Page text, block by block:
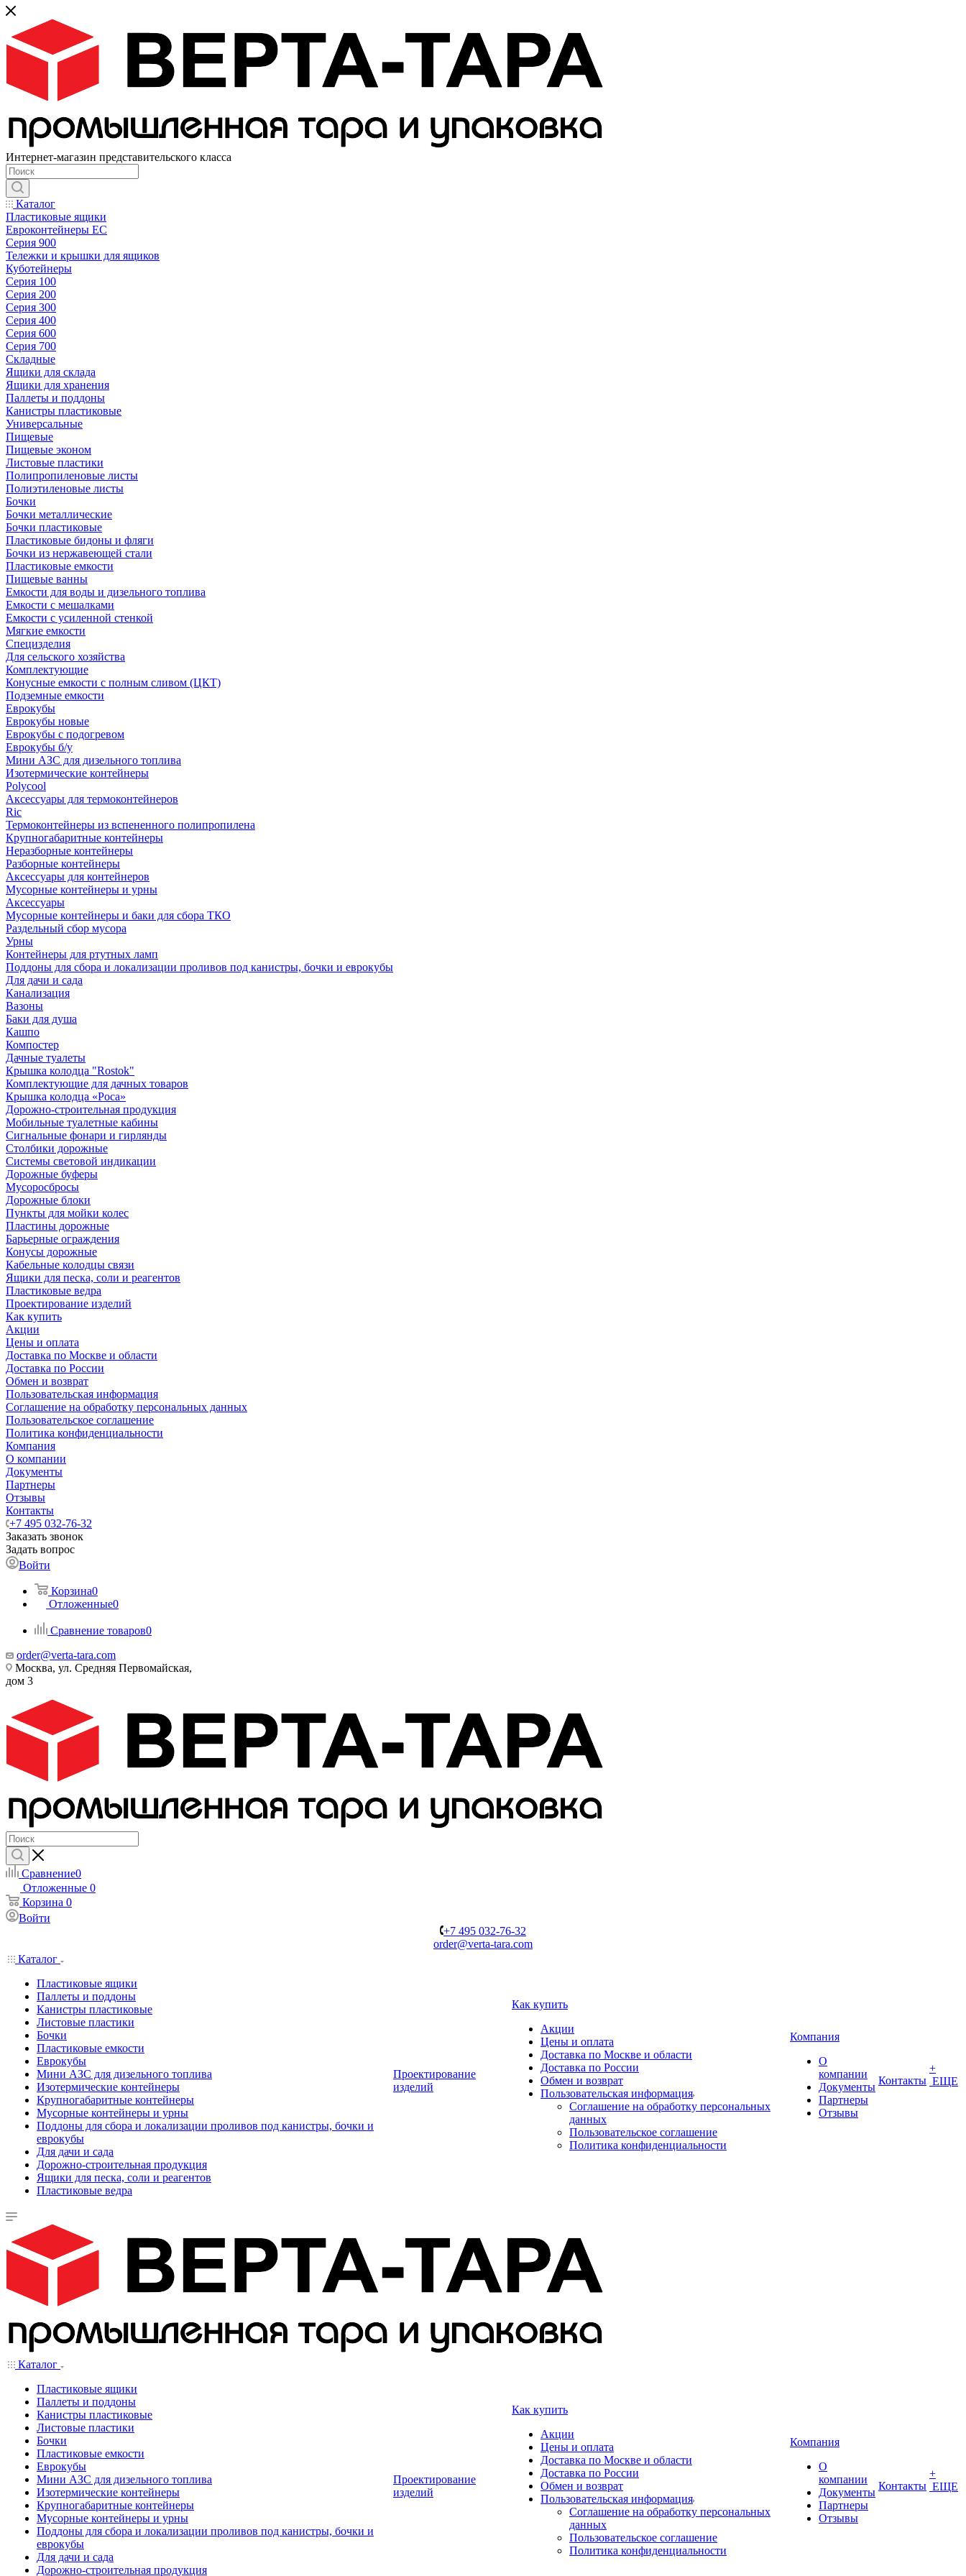
Интернет-магазин представительского класса
Каталог
Пластиковые ящики
Евроконтейнеры ЕС
Серия 900
Тележки и крышки для ящиков
Куботейнеры
Серия 100
Серия 200
Серия 300
Серия 400
Серия 600
Серия 700
Складные
Ящики для склада
Ящики для хранения
Паллеты и поддоны
Канистры пластиковые
Универсальные
Пищевые
Пищевые эконом
Листовые пластики
Полипропиленовые листы
Полиэтиленовые листы
Бочки
Бочки металлические
Бочки пластиковые
Пластиковые бидоны и фляги
Бочки из нержавеющей стали
Пластиковые емкости
Пищевые ванны
Емкости для воды и дизельного топлива
Емкости с мешалками
Емкости с усиленной стенкой
Мягкие емкости
Специзделия
Для сельского хозяйства
Комплектующие
Конусные емкости с полным сливом (ЦКТ)
Подземные емкости
Еврокубы
Еврокубы новые
Еврокубы с подогревом
Еврокубы б/у
Мини АЗС для дизельного топлива
Изотермические контейнеры
Polycool
Аксессуары для термоконтейнеров
Ric
Термоконтейнеры из вспененного полипропилена
Крупногабаритные контейнеры
Неразборные контейнеры
Разборные контейнеры
Аксессуары для контейнеров
Мусорные контейнеры и урны
Аксессуары
Мусорные контейнеры и баки для сбора ТКО
Раздельный сбор мусора
Урны
Контейнеры для ртутных ламп
Поддоны для сбора и локализации проливов под канистры, бочки и еврокубы
Для дачи и сада
Канализация
Вазоны
Баки для душа
Кашпо
Компостер
Дачные туалеты
Крышка колодца "Rostok"
Комплектующие для дачных товаров
Крышка колодца «Роса»
Дорожно-строительная продукция
Мобильные туалетные кабины
Сигнальные фонари и гирлянды
Столбики дорожные
Системы световой индикации
Дорожные буферы
Мусоросбросы
Дорожные блоки
Пункты для мойки колес
Пластины дорожные
Барьерные ограждения
Конусы дорожные
Кабельные колодцы связи
Ящики для песка, соли и реагентов
Пластиковые ведра
Проектирование изделий
Как купить
Акции
Цены и оплата
Доставка по Москве и области
Доставка по России
Обмен и возврат
Пользовательская информация
Соглашение на обработку персональных данных
Пользовательское соглашение
Политика конфиденциальности
Компания
О компании
Документы
Партнеры
Отзывы
Контакты
+7 495 032-76-32
Заказать звонок
Задать вопрос
Войти
Корзина0
Отложенные0
Сравнение товаров0
order@verta-tara.com
Москва, ул. Средняя Первомайская,
дом 3
Сравнение0
Отложенные 0
Корзина 0
Войти
+7 495 032-76-32
order@verta-tara.com
Каталог
Пластиковые ящики
Паллеты и поддоны
Канистры пластиковые
Листовые пластики
Бочки
Пластиковые емкости
Еврокубы
Мини АЗС для дизельного топлива
Изотермические контейнеры
Крупногабаритные контейнеры
Мусорные контейнеры и урны
Поддоны для сбора и локализации проливов под канистры, бочки и
еврокубы
Для дачи и сада
Дорожно-строительная продукция
Ящики для песка, соли и реагентов
Пластиковые ведра
Проектирование
изделий
Как купить
Акции
Цены и оплата
Доставка по Москве и области
Доставка по России
Обмен и возврат
Пользовательская информация
Соглашение на обработку персональных
данных
Пользовательское соглашение
Политика конфиденциальности
Компания
О
компании
Документы
Партнеры
Отзывы
Контакты
+
ЕЩЕ
Каталог
Пластиковые ящики
Паллеты и поддоны
Канистры пластиковые
Листовые пластики
Бочки
Пластиковые емкости
Еврокубы
Мини АЗС для дизельного топлива
Изотермические контейнеры
Крупногабаритные контейнеры
Мусорные контейнеры и урны
Поддоны для сбора и локализации проливов под канистры, бочки и
еврокубы
Для дачи и сада
Дорожно-строительная продукция
Проектирование
изделий
Как купить
Акции
Цены и оплата
Доставка по Москве и области
Доставка по России
Обмен и возврат
Пользовательская информация
Соглашение на обработку персональных
данных
Пользовательское соглашение
Политика конфиденциальности
Компания
О
компании
Документы
Партнеры
Отзывы
Контакты
+
ЕЩЕ